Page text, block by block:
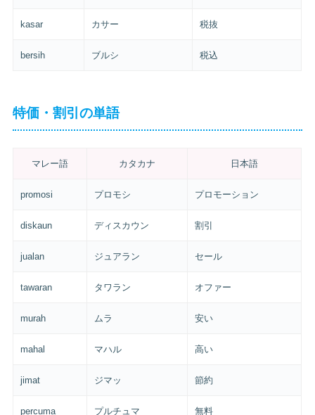
kasar カサー 税抜
bersih ブルシ 税込
特価・割引の単語
マレー語 カタカナ 日本語
promosi プロモシ プロモーション
diskaun ディスカウン 割引
jualan ジュアラン セール
tawaran タワラン オファー
murah ムラ 安い
mahal マハル 高い
jimat ジマッ 節約
percuma プルチュマ 無料